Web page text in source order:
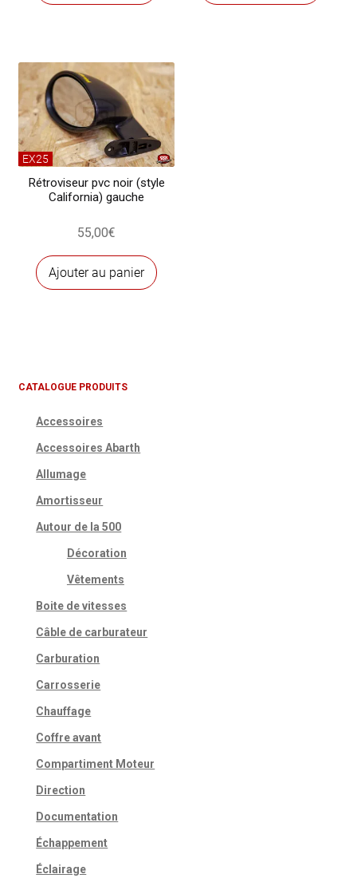
EX25
Rétroviseur pvc noir (style
California) gauche
55,00€
Ajouter au panier
CATALOGUE PRODUITS
Accessoires
Accessoires Abarth
Allumage
Amortisseur
Autour de la 500
Décoration
Vêtements
Boite de vitesses
Câble de carburateur
Carburation
Carrosserie
Chauffage
Coffre avant
Compartiment Moteur
Direction
Documentation
Échappement
Éclairage